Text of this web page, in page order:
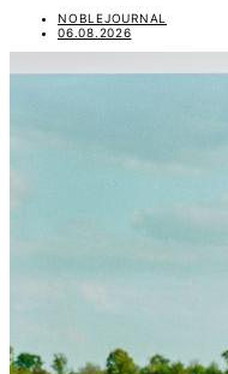
NOBLEJOURNAL
06.08.2026